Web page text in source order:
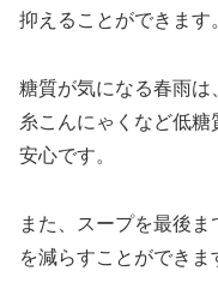
抑えることができます
糖質が気になる春雨
糸こんにゃくなど低
安心です。
また、スープを最後
を減らすことができま